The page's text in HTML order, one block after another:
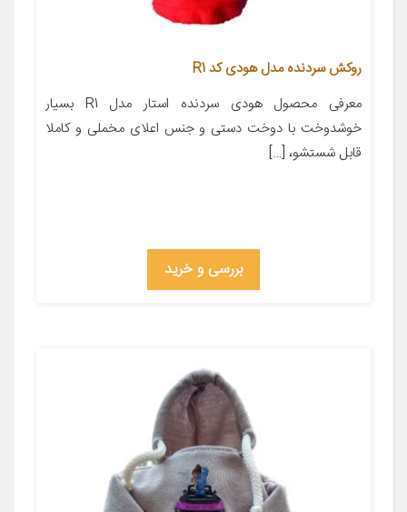
روکش سردنده مدل هودی کد R1
معرفی محصول هودی سردنده استار مدل R1 بسیار
خوشدوخت با دوخت دستی و جنس اعلای مخملی و کاملا
قابل شستشو، […]
بررسی و خرید